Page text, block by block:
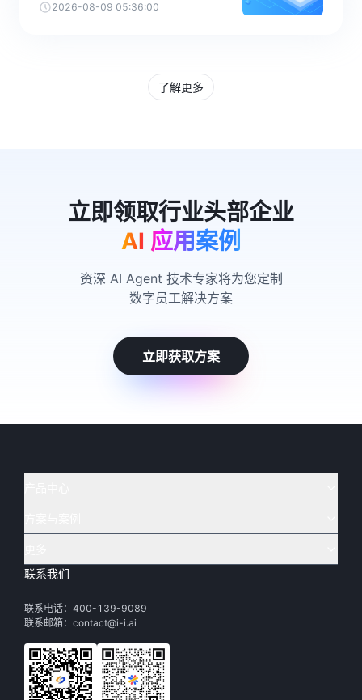
2026-08-09 05:36:00
了解更多
AI 应用案例
资深 AI Agent 技术专家将为您定制
数字员工解决方案
立即获取方案
IDP 文档审阅 实在 RPA 机器人
实在 RPA 控制器
实在取数宝
电商
政府
制造
教育
财务
下载体验
实在学院
实在社区
帮助中心
渠道加盟
关于实在
加入我们
联系我们
联系电话：400-139-9089
联系邮箱：contact@i-i.ai